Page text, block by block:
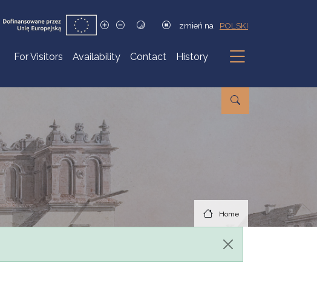
zmień na POLSKI
For Visitors Availability Contact History
Submenu
Home